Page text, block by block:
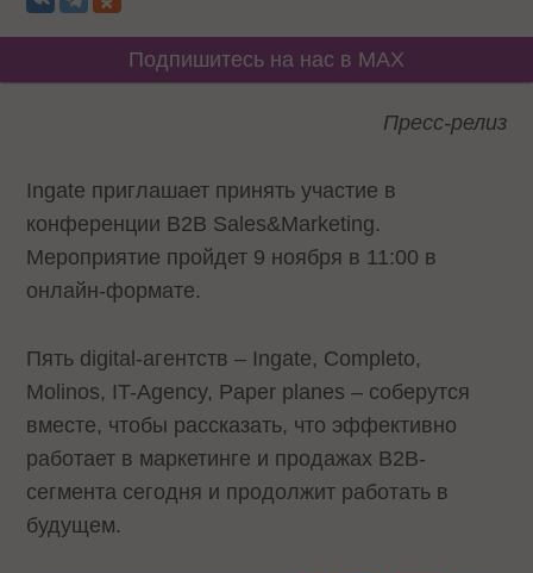
Подпишитесь на нас в MAX
Пресс-релиз
Ingate приглашает принять участие в
конференции B2B Sales&Marketing.
Мероприятие пройдет 9 ноября в 11:00 в
онлайн-формате.
Пять digital-агентств – Ingate, Completo,
Molinos, IT-Agency, Paper planes – соберутся
вместе, чтобы рассказать, что эффективно
работает в маркетинге и продажах B2B-
сегмента сегодня и продолжит работать в
будущем.